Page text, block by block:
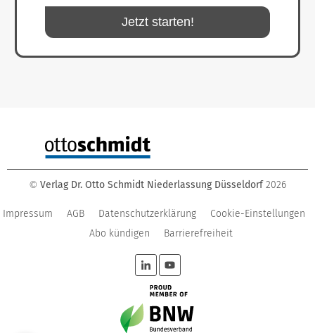
Jetzt starten!
© Verlag Dr. Otto Schmidt Niederlassung Düsseldorf 2026
Impressum AGB Datenschutzerklärung
Cookie-Einstellungen
Abo kündigen
Barrierefreiheit